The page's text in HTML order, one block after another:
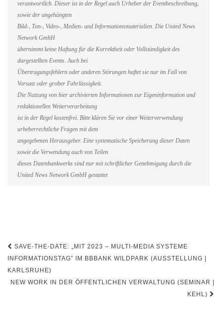
verantwortlich. Dieser ist in der Regel auch Urheber der Eventbeschreibung,
sowie der angehängten
Bild-, Ton-, Video-, Medien- und Informationsmaterialien. Die United News
Network GmbH
übernimmt keine Haftung für die Korrektheit oder Vollständigkeit des
dargestellten Events. Auch bei
Übertragungsfehlern oder anderen Störungen haftet sie nur im Fall von
Vorsatz oder grober Fahrlässigkeit.
Die Nutzung von hier archivierten Informationen zur Eigeninformation und
redaktionellen Weiterverarbeitung
ist in der Regel kostenfrei. Bitte klären Sie vor einer Weiterverwendung
urheberrechtliche Fragen mit dem
angegebenen Herausgeber. Eine systematische Speicherung dieser Daten
sowie die Verwendung auch von Teilen
dieses Datenbankwerks sind nur mit schriftlicher Genehmigung durch die
United News Network GmbH gestattet
Beitragsnavigation
SAVE-THE-DATE: „MIT 2023 – MULTI-MEDIA SYSTEME
INFORMATIONSTAG” IM BBBANK WILDPARK (AUSSTELLUNG |
KARLSRUHE)
NEW WORK IN DER ÖFFENTLICHEN VERWALTUNG (SEMINAR |
KEHL)